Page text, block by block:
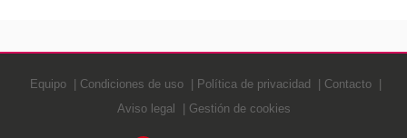
Equipo Condiciones de uso Política de privacidad
Contacto
Aviso legal
Gestión de cookies